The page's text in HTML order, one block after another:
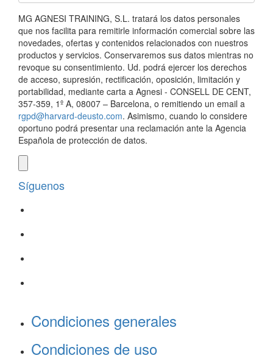
MG AGNESI TRAINING, S.L. tratará los datos personales
que nos facilita para remitirle información comercial sobre las
novedades, ofertas y contenidos relacionados con nuestros
productos y servicios. Conservaremos sus datos mientras no
revoque su consentimiento. Ud. podrá ejercer los derechos
de acceso, supresión, rectificación, oposición, limitación y
portabilidad, mediante carta a Agnesi - CONSELL DE CENT,
357-359, 1º A, 08007 – Barcelona, o remitiendo un email a
rgpd@harvard-deusto.com. Asimismo, cuando lo considere
oportuno podrá presentar una reclamación ante la Agencia
Española de protección de datos.
Síguenos
Condiciones generales
Condiciones de uso